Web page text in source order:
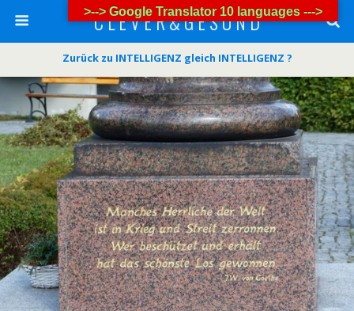
C L E V E R & G E S U N D
Zurück zu INTELLIGENZ gleich INTELLIGENZ ?
>--> Google Translator 10 languages --->